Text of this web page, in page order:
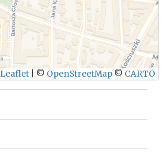
WYŚLIJ
Leaflet © OpenStreetMap © CARTO